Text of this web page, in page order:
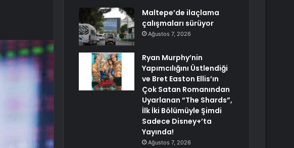
Maltepe’de ilaçlama
çalışmaları sürüyor
Ağustos 7, 2026
Ryan Murphy’nin
Yapımcılığını Üstlendiği
ve Bret Easton Ellis’ın
Çok Satan Romanından
Uyarlanan “The Shards”,
İlk İki Bölümüyle Şimdi
Sadece Disney+’ta
Yayında!
Ağustos 7, 2026